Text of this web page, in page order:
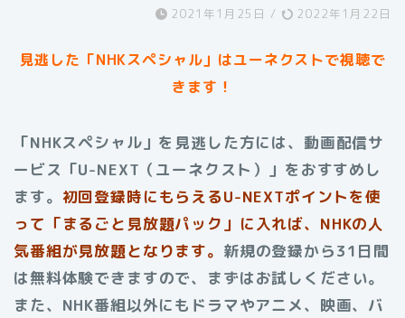
2021年1月25日 / 2022年1月22日
見逃した「NHKスペシャル」はユーネクストで視聴で
きます！
「NHKスペシャル」を見逃した方には、動画配信サ
ービス「U-NEXT（ユーネクスト）」をおすすめし
ます。 初回登録時にもらえるU-NEXTポイントを使
って「まるごと見放題パック」に入れば、NHKの人
気番組が見放題となります。 新規の登録から31日間
は無料体験できますので、まずはお試しください。
また、NHK番組以外にもドラマやアニメ、映画、バ